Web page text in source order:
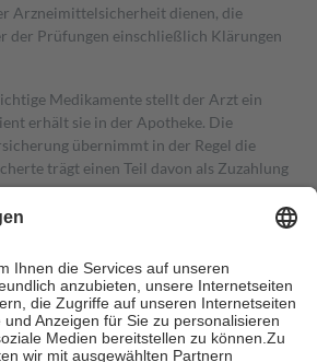
Arzneimittelsicherheit dienen, die
der Prüfungen einschließlich Klärungen
Medikamente stellt der Arzt ein
erhält sie in der Apotheke. Die
übernimmt in der Regel die
trägt einen Teil davon als Zuzahlung
Zuzahlungen in Höhe von zehn
sind jedoch nie mehr als die tatsächlichen
entrichten.
auch für Online-Apotheken.
Krankenpflege beträgt die
der Kosten sowie zehn Euro je